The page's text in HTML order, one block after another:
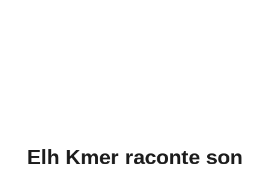
Elh Kmer raconte son